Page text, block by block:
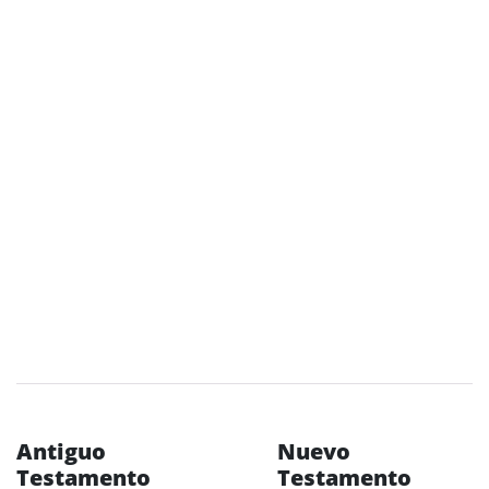
Antiguo
Testamento
Nuevo
Testamento